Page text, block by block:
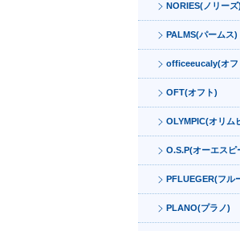
NORIES(ノリーズ)
PALMS(パームス)
officeeucaly(オフ
OFT(オフト)
OLYMPIC(オリム
O.S.P(オーエスピ
PFLUEGER(フル
PLANO(プラノ)